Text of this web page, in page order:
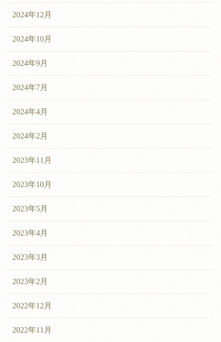
2024年12月
2024年10月
2024年9月
2024年7月
2024年4月
2024年2月
2023年11月
2023年10月
2023年5月
2023年4月
2023年3月
2023年2月
2022年12月
2022年11月